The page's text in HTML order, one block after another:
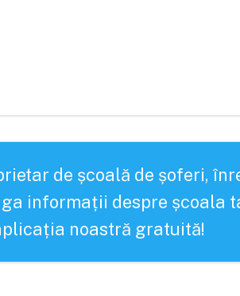
de școală de șoferi,
informații despre școala
noastră gratuită!